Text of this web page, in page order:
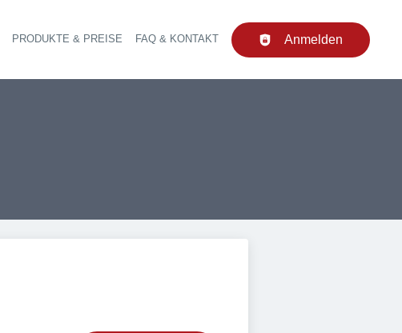
Haupt-Navigation
PRODUKTE & PREISE FAQ & KONTAKT Anmelden